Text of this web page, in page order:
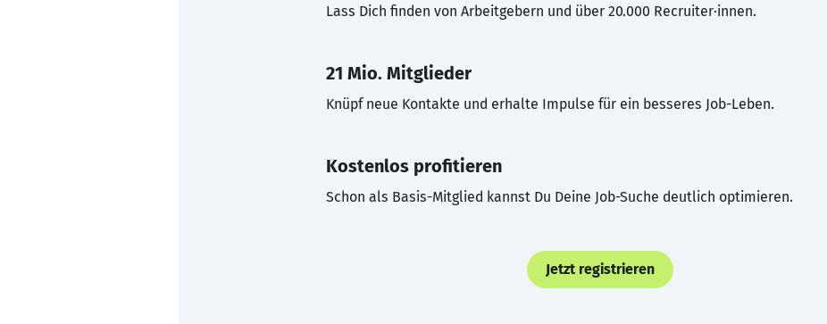
Lass Dich finden von Arbeitgebern und über 20.000 Recruiter·innen.
21 Mio. Mitglieder
Knüpf neue Kontakte und erhalte Impulse für ein besseres Job-Leben.
Kostenlos profitieren
Schon als Basis-Mitglied kannst Du Deine Job-Suche deutlich optimieren.
Jetzt registrieren